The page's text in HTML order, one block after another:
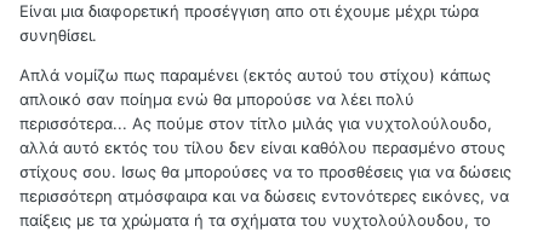
Είναι μια διαφορετική προσέγγιση απο οτι έχουμε μέχρι τώρα
συνηθίσει.
Απλά νομίζω πως παραμένει (εκτός αυτού του στίχου) κάπως
απλοικό σαν ποίημα ενώ θα μπορούσε να λέει πολύ
περισσότερα... Ας πούμε στον τίτλο μιλάς για νυχτολούλουδο,
αλλά αυτό εκτός του τίλου δεν είναι καθόλου περασμένο στους
στίχους σου. Ισως θα μπορούσες να το προσθέσεις για να δώσεις
περισσότερη ατμόσφαιρα και να δώσεις εντονότερες εικόνες, να
παίξεις με τα χρώματα ή τα σχήματα του νυχτολούλουδου, το